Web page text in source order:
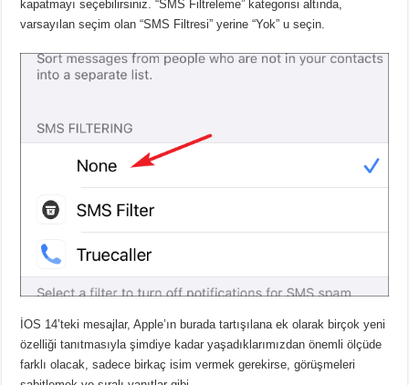
kapatmayı seçebilirsiniz. “SMS Filtreleme” kategorisi altında,
varsayılan seçim olan “SMS Filtresi” yerine “Yok” u seçin.
İOS 14’teki mesajlar, Apple’ın burada tartışılana ek olarak birçok yeni
özelliği tanıtmasıyla şimdiye kadar yaşadıklarımızdan önemli ölçüde
farklı olacak, sadece birkaç isim vermek gerekirse, görüşmeleri